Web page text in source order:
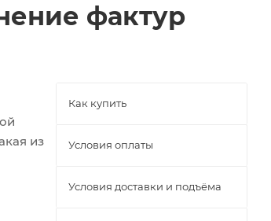
фактур
из
Как купить
Условия оплаты
Условия доставки и подъёма